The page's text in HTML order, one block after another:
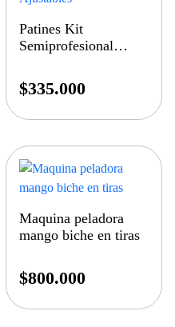
Patines Kit
Semiprofesional
$335.000
Maquina peladora
mango biche en tiras
$800.000